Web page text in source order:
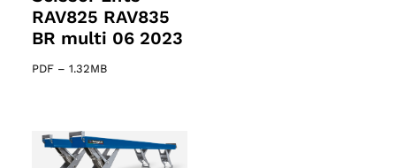
RAV825 RAV835
BR multi 06 2023
PDF – 1.32MB